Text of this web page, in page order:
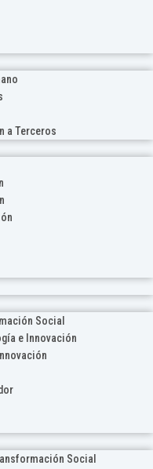
a Terceros
Social
e Innovación
Social